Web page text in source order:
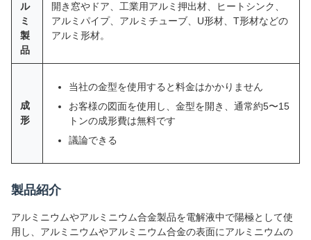
ル
ミ
製
品
開き窓やドア、工業用アルミ押出材、ヒートシンク、
アルミパイプ、アルミチューブ、U形材、T形材などの
アルミ形材。
成
形
当社の金型を使用すると料金はかかりません
お客様の図面を使用し、金型を開き、通常約5〜15
トンの成形費は無料です
議論できる
製品紹介
アルミニウムやアルミニウム合金製品を電解液中で陽極として使
用し、アルミニウムやアルミニウム合金の表面にアルミニウムの